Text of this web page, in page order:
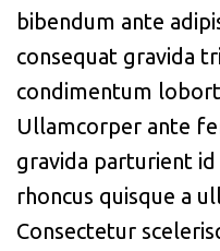
bibendum ante
consequat gravida
condimentum
Ullamcorper ante
gravida parturient id
rhoncus quisque a
Consectetur